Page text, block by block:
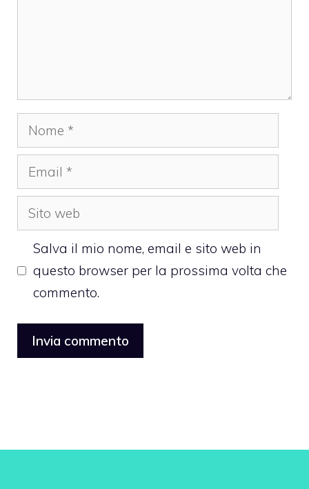
Nome
Email
Sito
web
Salva il mio nome, email e sito web in
questo browser per la prossima volta che
commento.